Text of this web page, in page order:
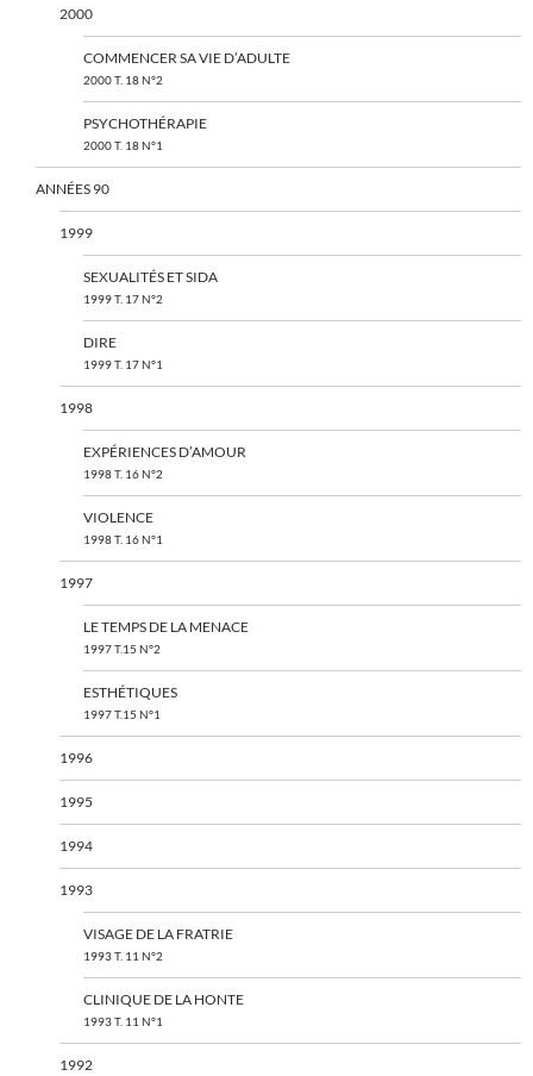
2000
COMMENCER SA VIE D’ADULTE
2000 T. 18 N°2
PSYCHOTHÉRAPIE
2000 T. 18 N°1
ANNÉES 90
1999
SEXUALITÉS ET SIDA
1999 T. 17 N°2
DIRE
1999 T. 17 N°1
1998
EXPÉRIENCES D’AMOUR
1998 T. 16 N°2
VIOLENCE
1998 T. 16 N°1
1997
LE TEMPS DE LA MENACE
1997 T.15 N°2
ESTHÉTIQUES
1997 T.15 N°1
1996
1995
1994
1993
VISAGE DE LA FRATRIE
1993 T. 11 N°2
CLINIQUE DE LA HONTE
1993 T. 11 N°1
1992